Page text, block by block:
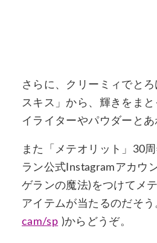
さらに、クリーミィでと
スキス」から、輝きをま
イライターやパウダーと
また「メテオリット」30
ラン公式Instagramアカウ
ゲランの魔法)をつけてメ
アイテムが当たるのだそ
cam/sp )からどうぞ。